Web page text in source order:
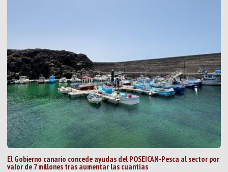
El Gobierno canario concede ayudas del POSEICAN-Pesca al sector por
valor de 7 millones tras aumentar las cuantías